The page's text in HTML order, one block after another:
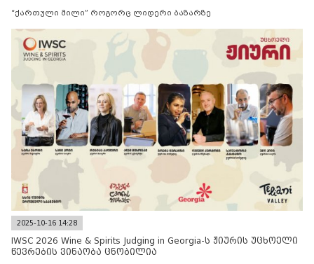
“ქართული მილი” როგორც ლიდერი ბაზარზე
2025-10-16 14:28
IWSC 2026 Wine & Spirits Judging in Georgia-ს ჟიურის უცხოელი
წევრების ვინაობა ცნობილია